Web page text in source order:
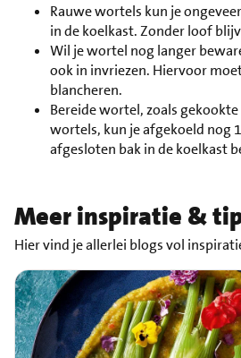
Rauwe wortels kun je
in de koelkast. Zonder loof
Wil je wortel nog langer
ook in invriezen. Hiervoor
blancheren.
Bereide wortel, zoals
wortels, kun je afgekoeld nog
afgesloten bak in de koelkast
Meer inspiratie &
Hier vind je allerlei blogs vol